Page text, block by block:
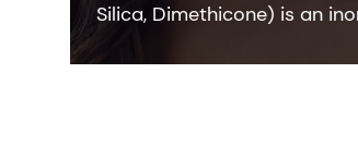
Silica, Dimethicone) is an